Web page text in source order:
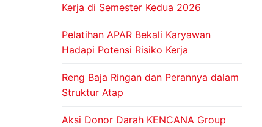
Kerja di Semester Kedua 2026
Pelatihan APAR Bekali Karyawan
Hadapi Potensi Risiko Kerja
Reng Baja Ringan dan Perannya dalam
Struktur Atap
Aksi Donor Darah KENCANA Group